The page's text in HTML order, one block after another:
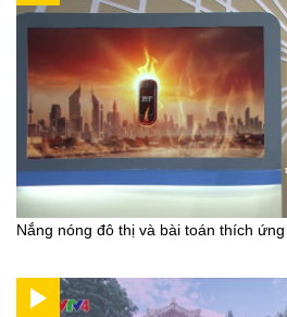
Nắng nóng đô thị và bài toán thích ứng